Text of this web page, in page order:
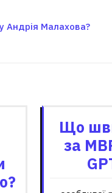
Андрія Малахова?
Що
за